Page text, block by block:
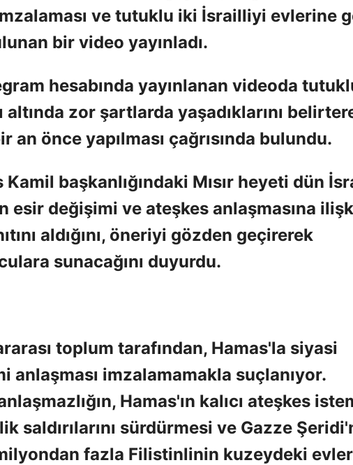
ve tutuklu iki İsrailliyi evlerine
bir video yayınladı.
hesabında yayınlanan videoda
altında zor şartlarda yaşadıklarını
an önce yapılması çağrısında bulundu.
başkanlığındaki Mısır heyeti dün
esir değişimi ve ateşkes anlaşmasına
aldığını, öneriyi gözden geçirerek
sunacağını duyurdu.
toplum tarafından, Hamas'la siyasi
anlaşması imzalamamakla suçlanıyor.
Hamas'ın kalıcı ateşkes
saldırılarını sürdürmesi ve Gazze
fazla Filistinlinin kuzeydeki